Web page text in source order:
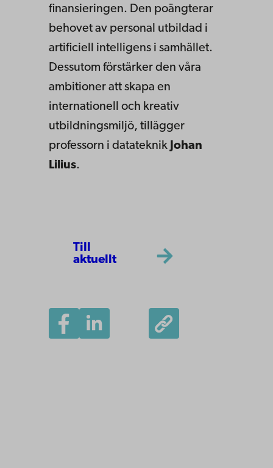
finansieringen. Den poängterar
behovet av personal utbildad i
artificiell intelligens i samhället.
Dessutom förstärker den våra
ambitioner att skapa en
internationell och kreativ
utbildningsmiljö, tillägger
professorn i datateknik Johan
Lilius.
Till
aktuellt